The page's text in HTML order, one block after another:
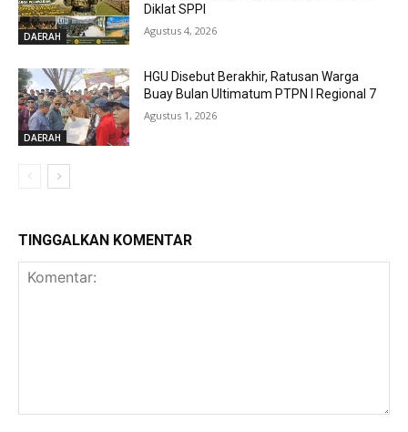
DAERAH
Diklat SPPI
Agustus 4, 2026
DAERAH
HGU Disebut Berakhir, Ratusan Warga
Buay Bulan Ultimatum PTPN I Regional 7
Agustus 1, 2026
TINGGALKAN KOMENTAR